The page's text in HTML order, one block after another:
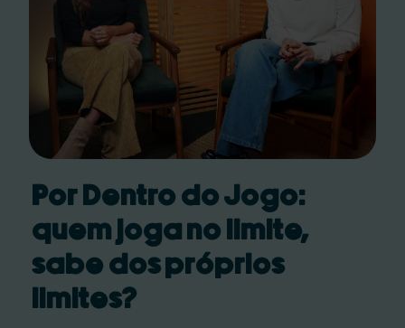
Por Dentro do Jogo:
quem joga no limite,
sabe dos próprios
limites?